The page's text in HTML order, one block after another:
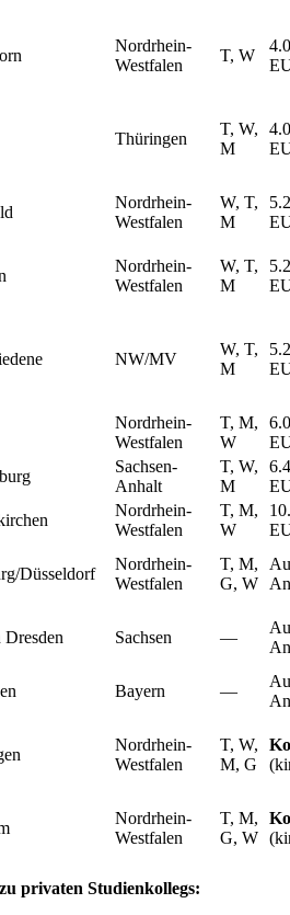
Nordrhein-
Westfalen
T, W
Thüringen
T, W,
M
Nordrhein-
Westfalen
W, T,
M
Nordrhein-
Westfalen
W, T,
M
NW/MV
W, T,
M
Nordrhein-
Westfalen
T, M,
W
Sachsen-
Anhalt
T, W,
M
Nordrhein-
Westfalen
T, M,
W
Düsseldorf
Nordrhein-
Westfalen
T, M,
G, W
Dresden Sachsen —
Bayern —
Nordrhein-
Westfalen
T, W,
M, G
Nordrhein-
Westfalen
T, M,
G, W
privaten Studienkollegs: